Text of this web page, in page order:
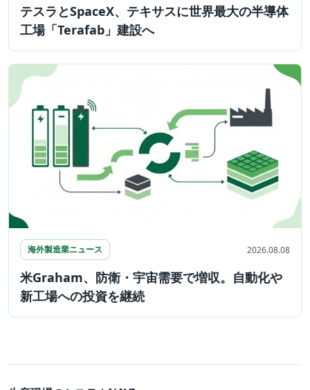
テスラとSpaceX、テキサスに世界最大の半導体
工場「Terafab」建設へ
海外製造業ニュース 2026.08.08
米Graham、防衛・宇宙需要で増収。自動化や
新工場への投資を継続